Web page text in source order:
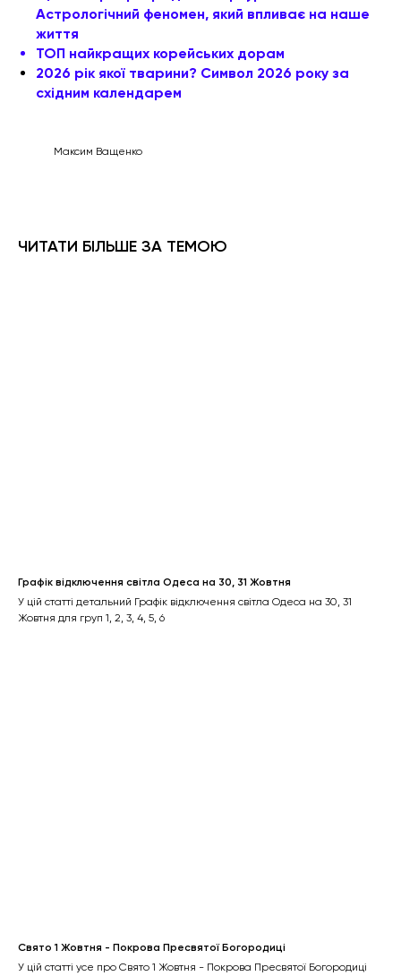
Астрологічний феномен, який впливає на наше
життя
ТОП найкращих корейських дорам
2026 рік якої тварини? Символ 2026 року за
східним календарем
Максим Ващенко
ЧИТАТИ БІЛЬШЕ ЗА ТЕМОЮ
Графік відключення світла Одеса на 30, 31 Жовтня
У цій статті детальний Графік відключення світла Одеса на 30, 31
Жовтня для груп 1, 2, 3, 4, 5, 6
Свято 1 Жовтня - Покрова Пресвятої Богородиці
У цій статті усе про Свято 1 Жовтня - Покрова Пресвятої Богородиці